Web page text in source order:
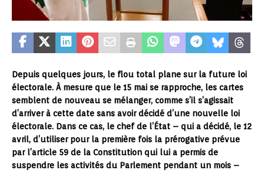
Depuis quelques jours, le flou total plane sur la future loi
électorale. À mesure que le 15 mai se rapproche, les cartes
semblent de nouveau se mélanger, comme s’il s’agissait
d’arriver à cette date sans avoir décidé d’une nouvelle loi
électorale. Dans ce cas, le chef de l’État – qui a décidé, le 12
avril, d’utiliser pour la première fois la prérogative prévue
par l’article 59 de la Constitution qui lui a permis de
suspendre les activités du Parlement pendant un mois –